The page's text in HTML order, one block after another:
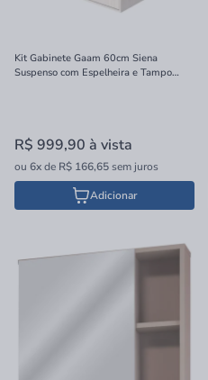
Kit Gabinete Gaam 60cm Siena
Suspenso com Espelheira e Tampo
R$ 999,90 à vista
ou 6xde R$ 166,65sem juros
Adicionar